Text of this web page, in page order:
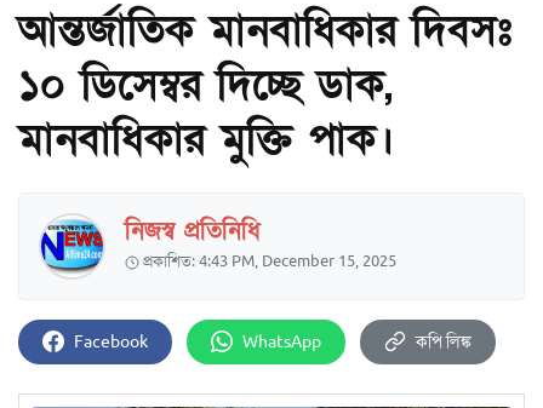
আন্তর্জাতিক মানবাধিকার দিবসঃ
১০ ডিসেম্বর দিচ্ছে ডাক,
মানবাধিকার মুক্তি পাক।
নিজস্ব প্রতিনিধি
প্রকাশিত: 4:43 PM, December 15, 2025
Facebook WhatsApp কপি লিঙ্ক